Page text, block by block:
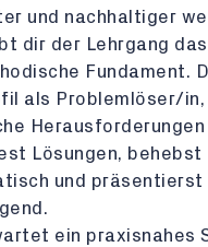
und nachhaltiger
dir der Lehrgang
Fundament.
als Problemlöser/
Lösungen, behebst
und präsentierst
ein praxisnahes